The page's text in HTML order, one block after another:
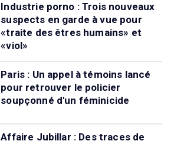
Industrie porno : Trois nouveaux
suspects en garde à vue pour
«traite des êtres humains» et
«viol»
Paris : Un appel à témoins lancé
pour retrouver le policier
soupçonné d'un féminicide
Affaire Jubillar : Des traces de